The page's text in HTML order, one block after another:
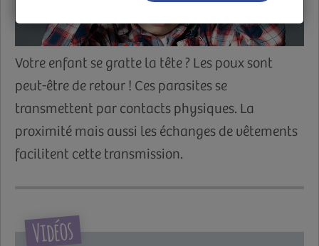
Votre enfant se gratte la tête ? Les poux sont
peut-être de retour ! Ces parasites se
transmettent par contacts physiques. La
proximité mais aussi les échanges de vêtements
facilitent cette transmission.
Vidéos